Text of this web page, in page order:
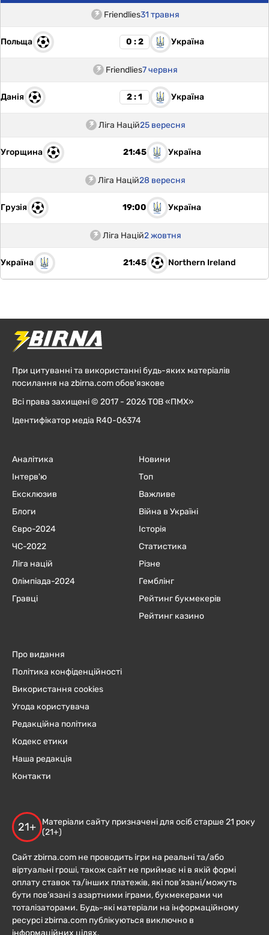
Friendlies31 травня
Польща 0 : 2 Україна
Friendlies7 червня
Данія 2 : 1 Україна
Ліга Націй25 вересня
Угорщина 21:45 Україна
Ліга Націй28 вересня
Грузія 19:00 Україна
Ліга Націй2 жовтня
Україна 21:45 Northern Ireland
При цитуванні та використанні будь-яких матеріалів
посилання на zbirna.com обов'язкове
Всі права захищені © 2017 - 2026 ТОВ «ПМХ»
Ідентифікатор медіа R40-06374
Аналітика
Інтерв'ю
Ексклюзив
Блоги
Євро-2024
ЧC-2022
Ліга націй
Олімпіада-2024
Гравці
Новини
Топ
Важливе
Війна в Україні
Історія
Статистика
Різне
Гемблінг
Рейтинг букмекерів
Рейтинг казино
Про видання
Політика конфіденційності
Використання cookies
Угода користувача
Редакційна політика
Кодекс етики
Наша редакція
Контакти
21+
Матеріали сайту призначені для осіб старше 21 року
(21+)
Сайт zbirna.com не проводить ігри на реальні та/або
віртуальні гроші, також сайт не приймає ні в якій формі
оплату ставок та/інших платежів, які пов’язані/можуть
бути пов’язані з азартними іграми, букмекерами чи
тоталізаторами. Будь-які матеріали на інформаційному
ресурсі zbirna.com публікуються виключно в
інформаційних цілях.